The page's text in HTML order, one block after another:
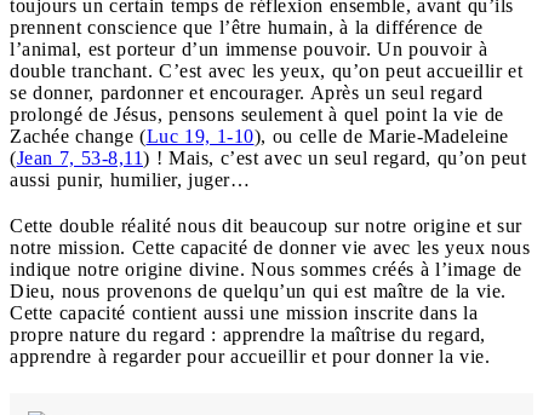
toujours un certain temps de réflexion ensemble, avant qu’ils
prennent conscience que l’être humain, à la différence de
l’animal, est porteur d’un immense pouvoir. Un pouvoir à
double tranchant. C’est avec les yeux, qu’on peut accueillir et
se donner, pardonner et encourager. Après un seul regard
prolongé de Jésus, pensons seulement à quel point la vie de
Zachée change (Luc 19, 1-10), ou celle de Marie-Madeleine
(Jean 7, 53-8,11) ! Mais, c’est avec un seul regard, qu’on peut
aussi punir, humilier, juger…
Cette double réalité nous dit beaucoup sur notre origine et sur
notre mission. Cette capacité de donner vie avec les yeux nous
indique notre origine divine. Nous sommes créés à l’image de
Dieu, nous provenons de quelqu’un qui est maître de la vie.
Cette capacité contient aussi une mission inscrite dans la
propre nature du regard : apprendre la maîtrise du regard,
apprendre à regarder pour accueillir et pour donner la vie.